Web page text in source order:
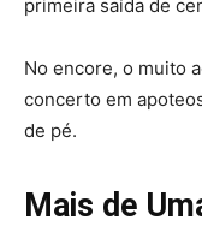
primeira saída de
No encore, o muito
concerto em
de pé.
Mais de